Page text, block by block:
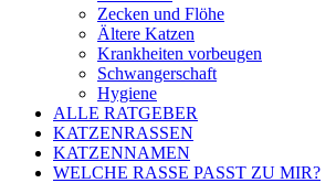
Zecken und Flöhe
Ältere Katzen
Krankheiten vorbeugen
Schwangerschaft
Hygiene
ALLE RATGEBER
KATZENRASSEN
KATZENNAMEN
WELCHE RASSE PASST ZU MIR?